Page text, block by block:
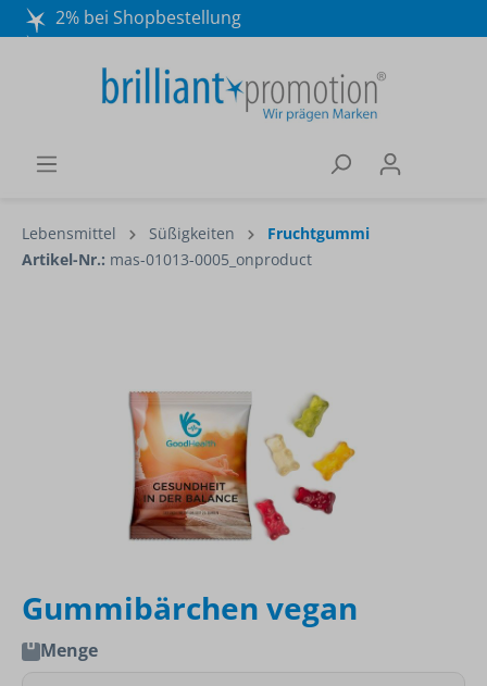
2% bei Shopbestellung
Wir beraten Sie gerne:
040 / 570 18 25 70
Lebensmittel Süßigkeiten
Fruchtgummi
Artikel-Nr.: mas-01013-0005_onproduct
Gummibärchen vegan
Menge